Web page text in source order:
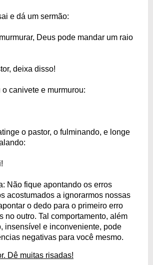
e dá um sermão:
Deus pode mandar um raio
deixa disso!
o canivete e murmurou:
o pastor, o fulminando, e longe
Não fique apontando os erros
acostumados a ignorarmos nossas
o dedo para o primeiro erro
no outro. Tal comportamento, além
insensível e inconveniente, pode
negativas para você mesmo.
Dê muitas risadas!